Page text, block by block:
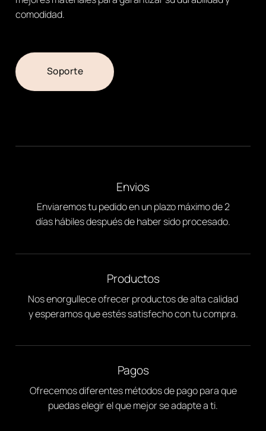
comodidad.
Soporte
Envios
Enviaremos tu pedido en un plazo máximo de 2
días hábiles después de haber sido procesado.
Productos
Nos enorgullece ofrecer productos de alta calidad
y esperamos que estés satisfecho con tu compra.
Pagos
Ofrecemos diferentes métodos de pago para que
puedas elegir el que mejor se adapte a ti.